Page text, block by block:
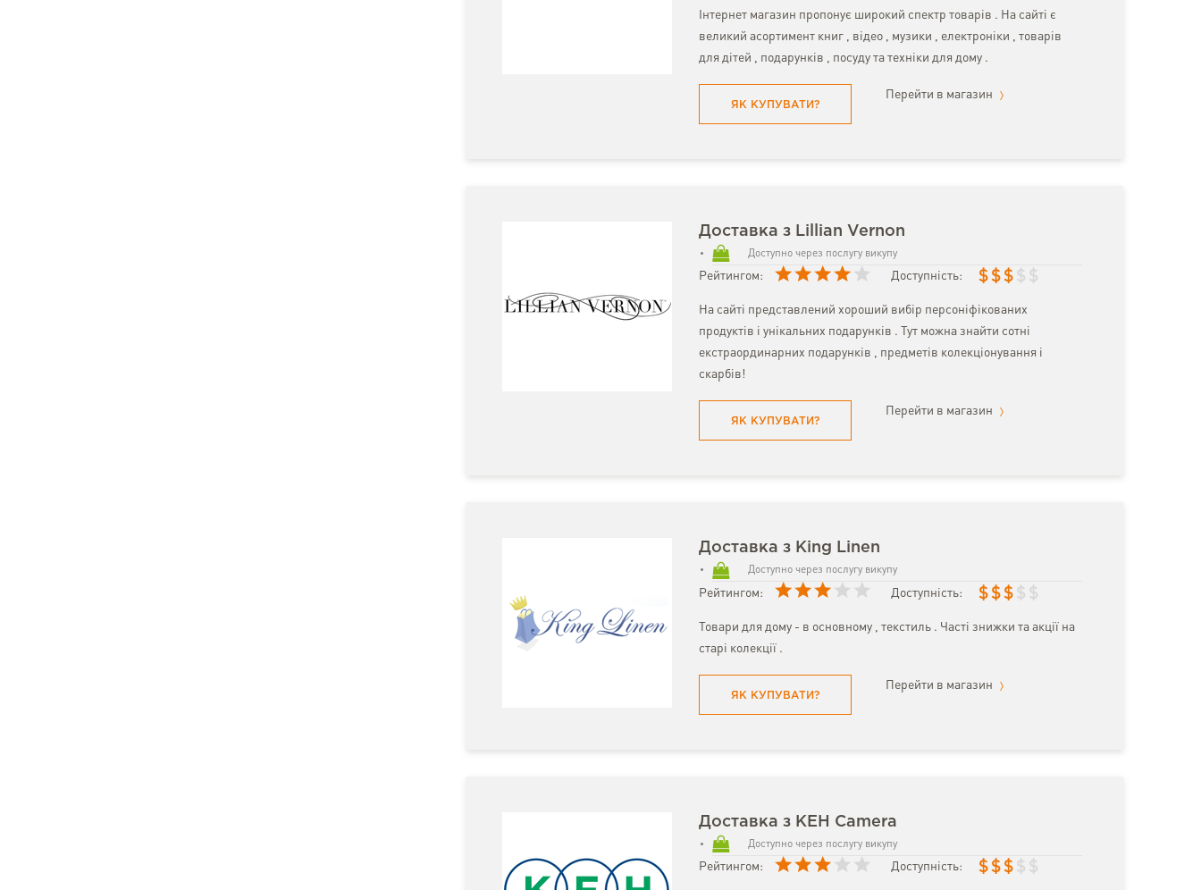
Інтернет магазин пропонує широкий спектр товарів . На сайті є
великий асортимент книг , відео , музики , електроніки , товарів
для дітей , подарунків , посуду та техніки для дому .
ЯК КУПУВАТИ?
Перейти в магазин
Доставка з Lillian Vernon
Доступно через послугу викупу
Рейтингом: Доступність: $ $ $ $ $
На сайті представлений хороший вибір персоніфікованих
продуктів і унікальних подарунків . Тут можна знайти сотні
екстраординарних подарунків , предметів колекціонування і
скарбів!
ЯК КУПУВАТИ?
Перейти в магазин
Доставка з King Linen
Доступно через послугу викупу
Рейтингом: Доступність: $ $ $ $ $
Товари для дому - в основному , текстиль . Часті знижки та акції на
старі колекції .
ЯК КУПУВАТИ?
Перейти в магазин
Доставка з KEH Camera
Доступно через послугу викупу
Рейтингом: Доступність: $ $ $ $ $